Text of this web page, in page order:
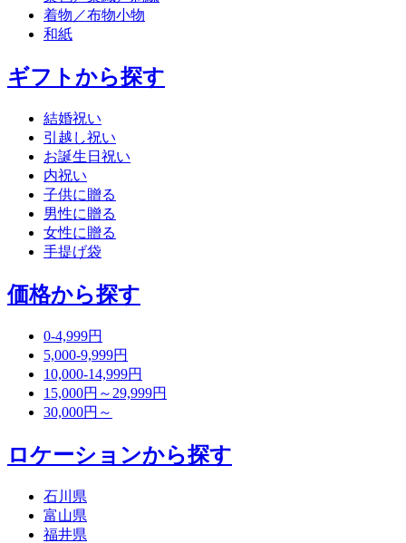
着物／布物小物
和紙
ギフトから探す
結婚祝い
引越し祝い
お誕生日祝い
内祝い
子供に贈る
男性に贈る
女性に贈る
手提げ袋
価格から探す
0-4,999円
5,000-9,999円
10,000-14,999円
15,000円～29,999円
30,000円～
ロケーションから探す
石川県
富山県
福井県